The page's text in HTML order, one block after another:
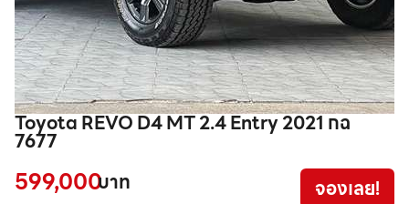
Toyota REVO D4 MT 2.4 Entry 2021 กฉ
7677
599,000บาท จองเลย!